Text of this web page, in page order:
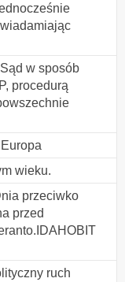
w sposób
procedurą
wieku.
przeciwko
przed
ruch